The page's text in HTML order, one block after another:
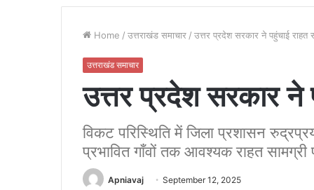
Home / उत्तराखंड समाचार / उत्तर प्रदेश सरकार ने पहुंचाई राहत
उत्तराखंड समाचार
उत्तर प्रदेश सरकार ने
विकट परिस्थिति में जिला प्रशासन
प्रभावित गाँवों तक आवश्यक राहत सामग्री
Apniavaj September 12, 2025